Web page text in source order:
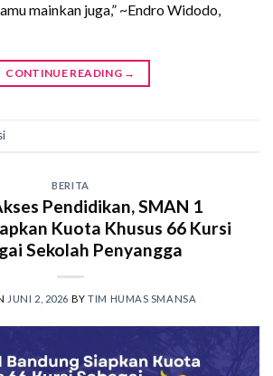
mainkan juga,” ~Endro Widodo,
CONTINUE READING →
BERITA
Pendidikan, SMAN 1
Kuota Khusus 66 Kursi
Sekolah Penyangga
JUNI 2, 2026 BYTIM HUMAS SMANSA